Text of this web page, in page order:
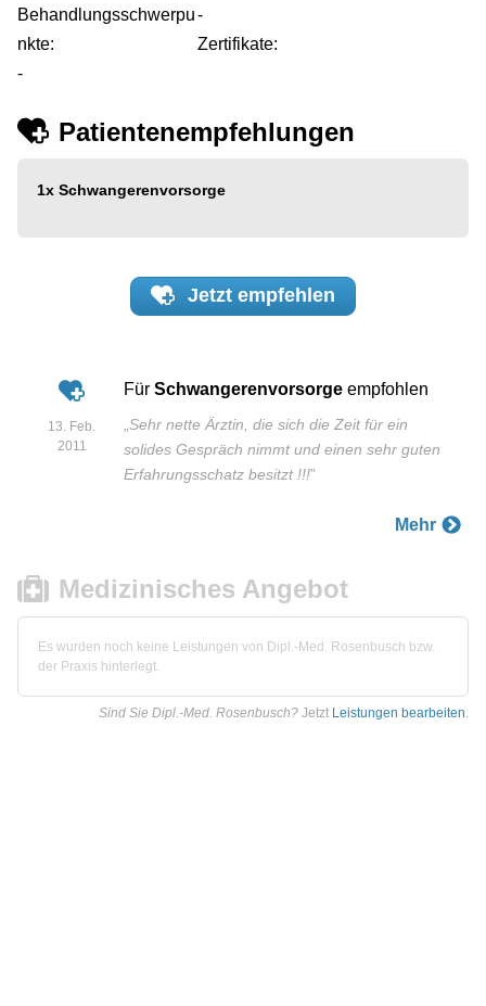
Behandlungsschwerpu
nkte:
-
Zertifikate:
-
Patientenempfehlungen
1x Schwangerenvorsorge
Jetzt empfehlen
13. Feb.
2011
Für Schwangerenvorsorge empfohlen
„Sehr nette Ärztin, die sich die Zeit für ein
solides Gespräch nimmt und einen sehr guten
Erfahrungsschatz besitzt !!!”
Mehr
Medizinisches Angebot
Es wurden noch keine Leistungen von Dipl.-Med. Rosenbusch bzw.
der Praxis hinterlegt.
Sind Sie Dipl.-Med. Rosenbusch? Jetzt Leistungen bearbeiten.